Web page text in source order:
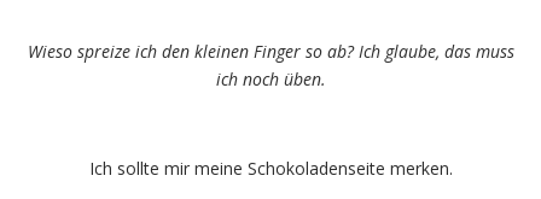
Wieso spreize ich den kleinen Finger so ab? Ich glaube, das muss
ich noch üben.
Ich sollte mir meine Schokoladenseite merken.